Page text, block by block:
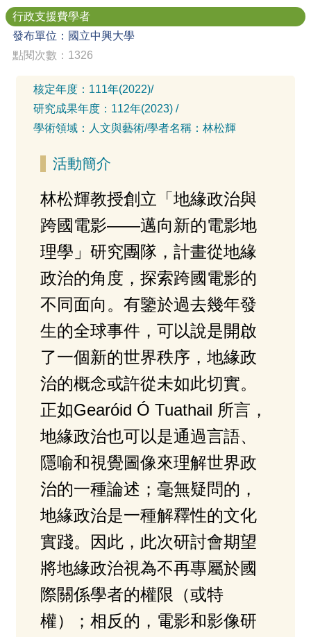
行政支援費學者
發布單位：國立中興大學
點閱次數：1326
核定年度： 111年(2022)/
研究成果年度： 112年(2023) /
學術領域： 人文與藝術/學者名稱： 林松輝
活動簡介
林松輝教授創立「地緣政治與
跨國電影——邁向新的電影地
理學」研究團隊，計畫從地緣
政治的角度，探索跨國電影的
不同面向。有鑒於過去幾年發
生的全球事件，可以說是開啟
了一個新的世界秩序，地緣政
治的概念或許從未如此切實。
正如Gearóid Ó Tuathail 所言，
地緣政治也可以是通過言語、
隱喻和視覺圖像來理解世界政
治的一種論述；毫無疑問的，
地緣政治是一種解釋性的文化
實踐。因此，此次研討會期望
將地緣政治視為不再專屬於國
際關係學者的權限（或特
權）；相反的，電影和影像研